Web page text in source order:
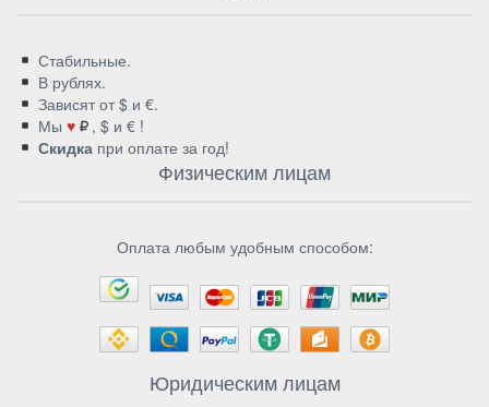
Стабильные.
В рублях.
Зависят от $ и €.
Мы ♥
, $ и € !
Скидкапри оплате за год!
Физическим лицам
Оплата любым удобным способом:
Юридическим лицам